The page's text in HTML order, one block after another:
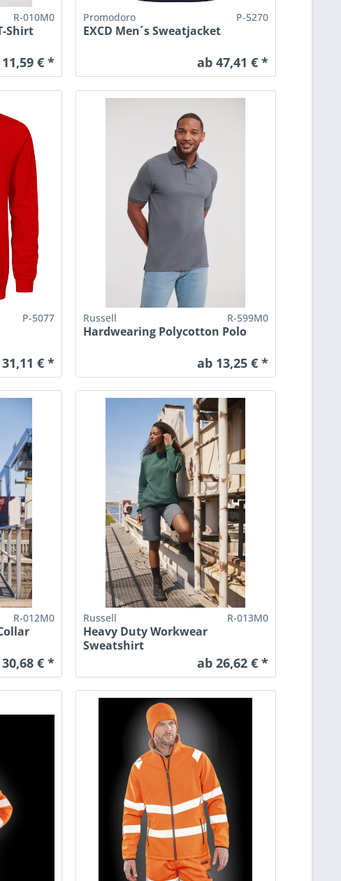
R-010M0
Shirt
€ *
Promodoro P-5270
EXCD Men´s Sweatjacket
ab 47,41 € *
P-5077
€ *
Russell R-599M0
Hardwearing Polycotton Polo
ab 13,25 € *
R-012M0
€ *
Russell R-013M0
Heavy Duty Workwear
Sweatshirt
ab 26,62 € *